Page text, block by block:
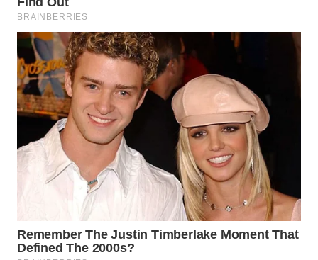
PRIANGAN
TIMUR
WN
SEMARANG
SOLO
WN
MADURA